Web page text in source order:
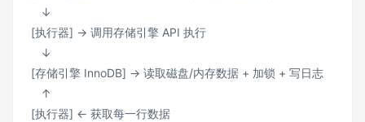
↓
[执行器] → 调用存储引擎 API 执行
↓
[存储引擎 InnoDB] → 读取磁盘/内存数据 + 加锁 + 写日志
↑
[执行器] ← 获取每一行数据